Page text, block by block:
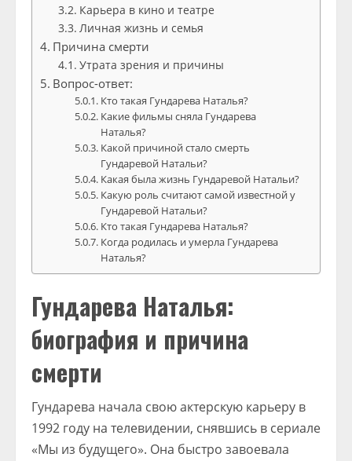
Карьера в кино и театре
Личная жизнь и семья
Причина смерти
Утрата зрения и причины
Вопрос-ответ:
Кто такая Гундарева Наталья?
Какие фильмы сняла Гундарева
Наталья?
Какой причиной стало смерть
Гундаревой Натальи?
Какая была жизнь Гундаревой Натальи?
Какую роль считают самой известной у
Гундаревой Натальи?
Кто такая Гундарева Наталья?
Когда родилась и умерла Гундарева
Наталья?
Гундарева Наталья:
биография и причина
смерти
Гундарева начала свою актерскую карьеру в
1992 году на телевидении, снявшись в сериале
«Мы из будущего». Она быстро завоевала